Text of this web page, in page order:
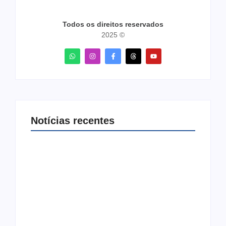
Todos os direitos reservados
2025 ©
Notícias recentes